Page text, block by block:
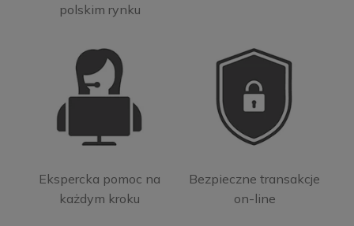
polskim rynku
Ekspercka pomoc na
każdym kroku
Bezpieczne transakcje
on-line